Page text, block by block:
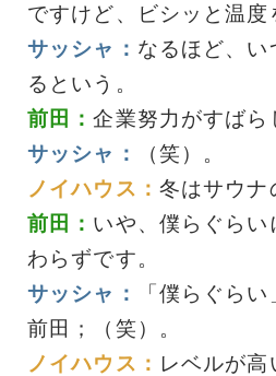
ですけど、ビシッと温度
サッシャ： なるほど、
るという。
前田：企業努力がすばら
サッシャ：
（笑）。
ノイハウス： 冬はサウナ
前田： いや、僕らぐら
わらずです。
サッシャ：
「僕らぐら
前田；（笑）。
ノイハウス： レベルが高